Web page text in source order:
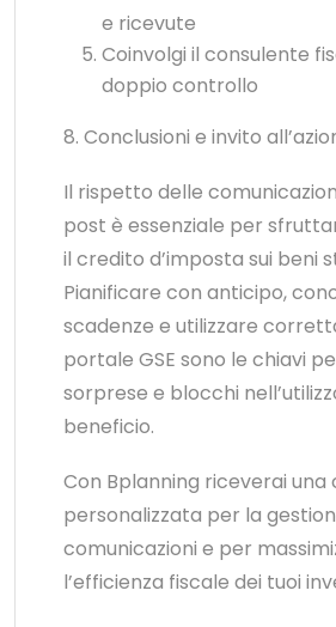
e ricevute
Coinvolgi il consulente
doppio controllo
8. Conclusioni e invito
Il rispetto delle
post è essenziale per
il credito d’imposta sui beni
Pianificare con anticipo,
scadenze e utilizzare
portale GSE sono le chiavi
sorprese e blocchi
beneficio.
Con Bplanning riceverai una
personalizzata per la
comunicazioni e per
l’efficienza fiscale dei tuoi